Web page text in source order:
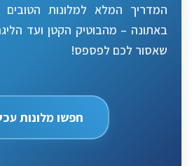
המדריך המלא למלונות
שאסור לכם לפספס!
חפשו מלונות